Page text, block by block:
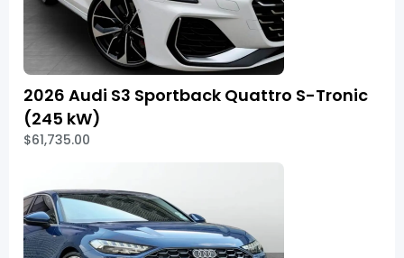
2026 Audi S3 Sportback Quattro S-Tronic
(245 kW)
$61,735.00